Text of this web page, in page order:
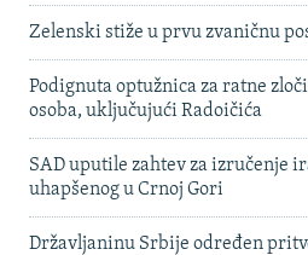
Zelenski stiže u prvu zvaničnu
Podignuta optužnica za ratne
osoba, uključujući Radoičića
SAD uputile zahtev za izručenje
uhapšenog u Crnoj Gori
Državljaninu Srbije određen